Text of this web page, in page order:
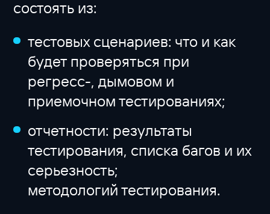
состоять из:
тестовых сценариев: что и как
будет проверяться при
регресс-, дымовом и
приемочном тестированиях;
отчетности: результаты
тестирования, списка багов и их
серьезность;
методологий тестирования.